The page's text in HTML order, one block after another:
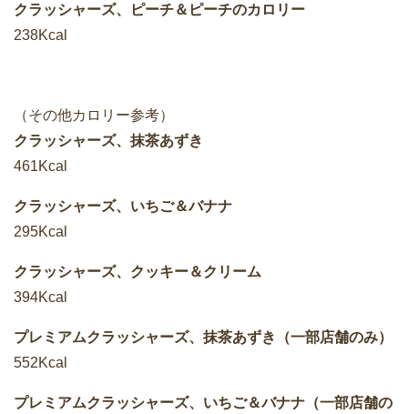
クラッシャーズ、ピーチ＆ピーチのカロリー
238Kcal
（その他カロリー参考）
クラッシャーズ、抹茶あずき
461Kcal
クラッシャーズ、いちご＆バナナ
295Kcal
クラッシャーズ、クッキー＆クリーム
394Kcal
プレミアムクラッシャーズ、抹茶あずき（一部店舗のみ）
552Kcal
プレミアムクラッシャーズ、いちご＆バナナ（一部店舗の